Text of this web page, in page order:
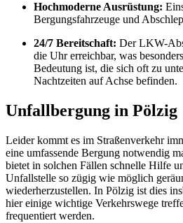
Hochmoderne Ausrüstung:
Bergungsfahrzeuge und
24/7 Bereitschaft: Der LKW-
die Uhr erreichbar, was
Bedeutung ist, die sich oft zu
Nachtzeiten auf Achse befinden.
Unfallbergung in Pölzig
Leider kommt es im Straßenverkehr
eine umfassende Bergung notwendig
bietet in solchen Fällen schnelle Hilfe
Unfallstelle so zügig wie möglich
wiederherzustellen. In Pölzig ist dies
hier einige wichtige Verkehrswege
frequentiert werden.